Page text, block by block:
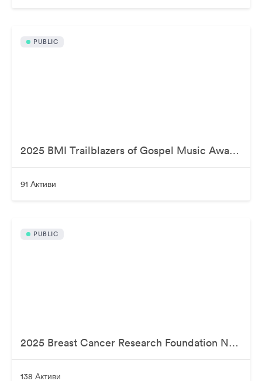
PUBLIC
2025 BMI Trailblazers of Gospel Music Awards
91 Активи
PUBLIC
2025 Breast Cancer Research Foundation New York Symposium & Awards Luncheon
138 Активи